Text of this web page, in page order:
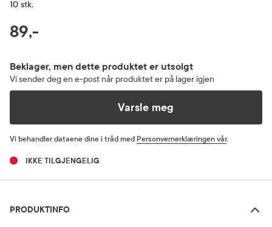
10 stk.
RABATTPROSENT
89,-
Beklager, men dette produktet er utsolgt
Vi sender deg en e-post når produktet er på lager igjen
Varsle meg
Vi behandler dataene dine i tråd med Personvernerklæringen vår.
IKKE TILGJENGELIG
PRODUKTINFO